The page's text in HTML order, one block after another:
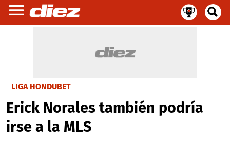
LIGA HONDUBET
Erick Norales también podría
irse a la MLS